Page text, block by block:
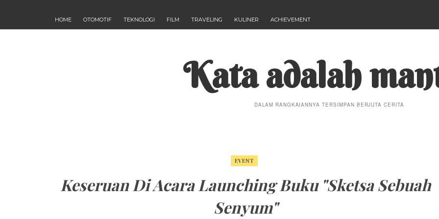
HOME OTOMOTIF TEKNOLOGI FILM TRAVELING KULINER ACHIEVEMENT
Kata adalah
DALAM RANGKAIANNYA TERSIMPAN BERJUTA CERITA
EVENT
Keseruan Di Acara Launching Buku "Sketsa Sebuah
Senyum"